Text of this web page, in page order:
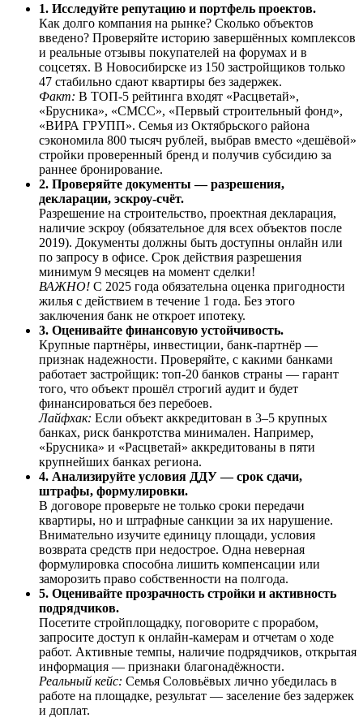
1. Исследуйте репутацию и портфель проектов.
Как долго компания на рынке? Сколько объектов
введено? Проверяйте историю завершённых комплексов
и реальные отзывы покупателей на форумах и в
соцсетях. В Новосибирске из 150 застройщиков только
47 стабильно сдают квартиры без задержек.
Факт: В ТОП-5 рейтинга входят «Расцветай»,
«Брусника», «СМСС», «Первый строительный фонд»,
«ВИРА ГРУПП». Семья из Октябрьского района
сэкономила 800 тысяч рублей, выбрав вместо «дешёвой»
стройки проверенный бренд и получив субсидию за
раннее бронирование.
2. Проверяйте документы — разрешения,
декларации, эскроу-счёт.
Разрешение на строительство, проектная декларация,
наличие эскроу (обязательное для всех объектов после
2019). Документы должны быть доступны онлайн или
по запросу в офисе. Срок действия разрешения
минимум 9 месяцев на момент сделки!
ВАЖНО! С 2025 года обязательна оценка пригодности
жилья с действием в течение 1 года. Без этого
заключения банк не откроет ипотеку.
3. Оценивайте финансовую устойчивость.
Крупные партнёры, инвестиции, банк-партнёр —
признак надежности. Проверяйте, с какими банками
работает застройщик: топ-20 банков страны — гарант
того, что объект прошёл строгий аудит и будет
финансироваться без перебоев.
Лайфхак: Если объект аккредитован в 3–5 крупных
банках, риск банкротства минимален. Например,
«Брусника» и «Расцветай» аккредитованы в пяти
крупнейших банках региона.
4. Анализируйте условия ДДУ — срок сдачи,
штрафы, формулировки.
В договоре проверьте не только сроки передачи
квартиры, но и штрафные санкции за их нарушение.
Внимательно изучите единицу площади, условия
возврата средств при недострое. Одна неверная
формулировка способна лишить компенсации или
заморозить право собственности на полгода.
5. Оценивайте прозрачность стройки и активность
подрядчиков.
Посетите стройплощадку, поговорите с прорабом,
запросите доступ к онлайн-камерам и отчетам о ходе
работ. Активные темпы, наличие подрядчиков, открытая
информация — признаки благонадёжности.
Реальный кейс: Семья Соловьёвых лично убедилась в
работе на площадке, результат — заселение без задержек
и доплат.